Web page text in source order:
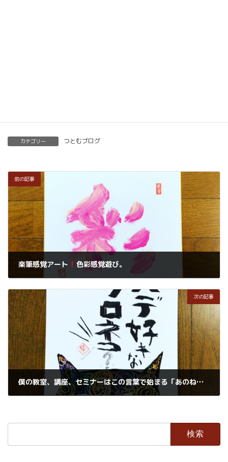
カテゴリー つとむブログ
前の記事
楽筆感覚アート 色彩感覚遊び。
次の記事
僕の教室、講座、セミナーはこの言葉で始まる「あのね・・・